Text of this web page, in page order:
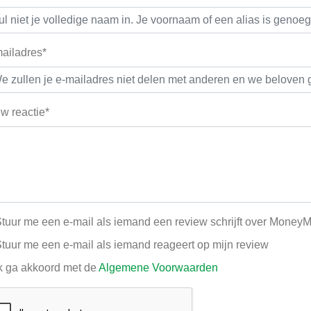
reactie*
me een e-mail als iemand een review schrijft over
me een e-mail als iemand reageert op mijn review
ga akkoord met de Algemene Voorwaarden